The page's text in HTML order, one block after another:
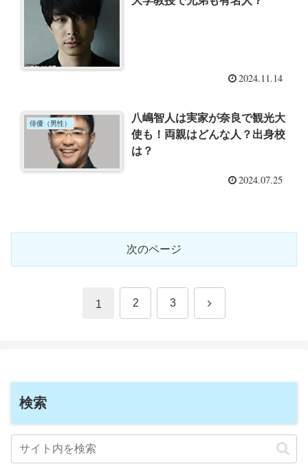
2024.11.14
俳優（男性）
八嶋智人は実家が奈良で観光大
使も！両親はどんな人？出身校
は？
2024.07.25
次のページ
1 2 3 次
検索